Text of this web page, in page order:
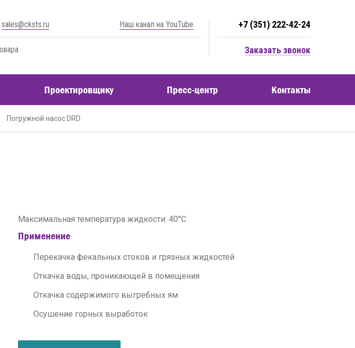
sales@cksts.ru Наш канал на YouTube +7 (351) 222-42-24
Заказать звонок
Проектировщику Пресс-центр Контакты
Погружной насос DRD
Максимальная температура жидкости: 40°C
Применение
Перекачка фекальных стоков и грязных жидкостей
Откачка воды, проникающей в помещения
Откачка содержимого выгребных ям
Осушение горных выработок